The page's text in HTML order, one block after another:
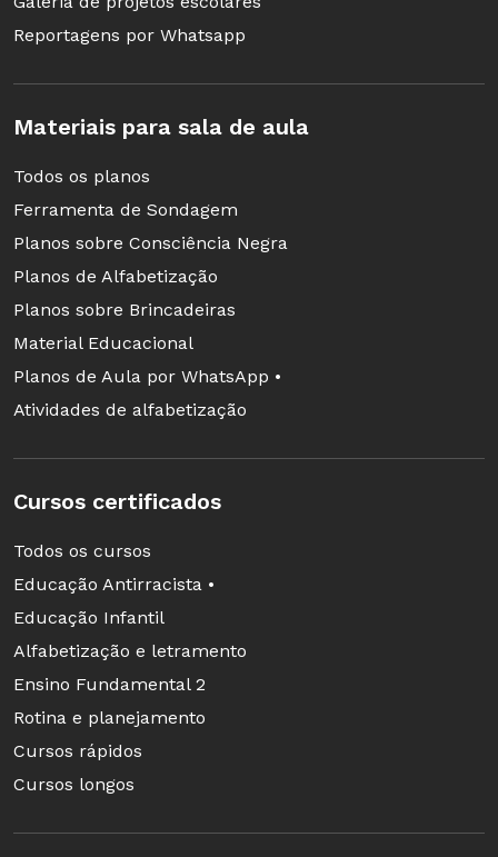
Reportagens por Whatsapp
Materiais para sala de aula
Todos os planos
Ferramenta de Sondagem
Planos sobre Consciência Negra
Planos de Alfabetização
Planos sobre Brincadeiras
Material Educacional
Planos de Aula por WhatsApp •
Atividades de alfabetização
Cursos certificados
Todos os cursos
Educação Antirracista •
Educação Infantil
Alfabetização e letramento
Ensino Fundamental 2
Rotina e planejamento
Cursos rápidos
Cursos longos